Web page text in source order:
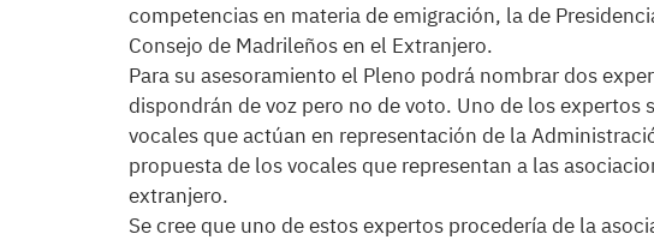
competencias en materia de emigración, la de
Consejo de Madrileños en el Extranjero.
Para su asesoramiento el Pleno podrá nombrar dos
dispondrán de voz pero no de voto. Uno de los expertos
vocales que actúan en representación de la
propuesta de los vocales que representan a las
extranjero.
Se cree que uno de estos expertos procedería de la